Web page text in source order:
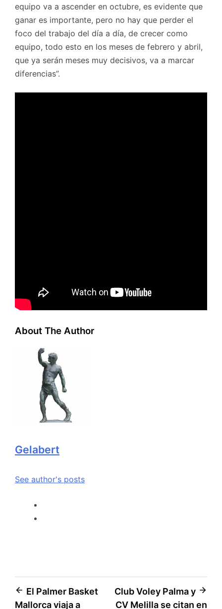
equipo va a ascender en octubre, es evidente que
ganar es importante, pero no hay que perder el
foco del trabajo del día a día, de crecer como
equipo, todo esto en los meses de febrero y abril,
que ya serán meses muy decisivos, va a marcar
diferencias”.
About The Author
Gelabert
See author's posts
El Palmer Basket
Mallorca viaja a
Club Voley Palma y
CV Melilla se citan en